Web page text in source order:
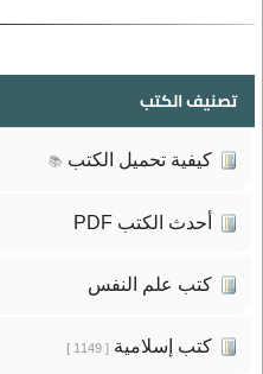
تصنيف الكتب
كيفية تحميل الكتب 📚
أحدث الكتب PDF
كتب علم النفس
كتب إسلامية[ 1149 ]